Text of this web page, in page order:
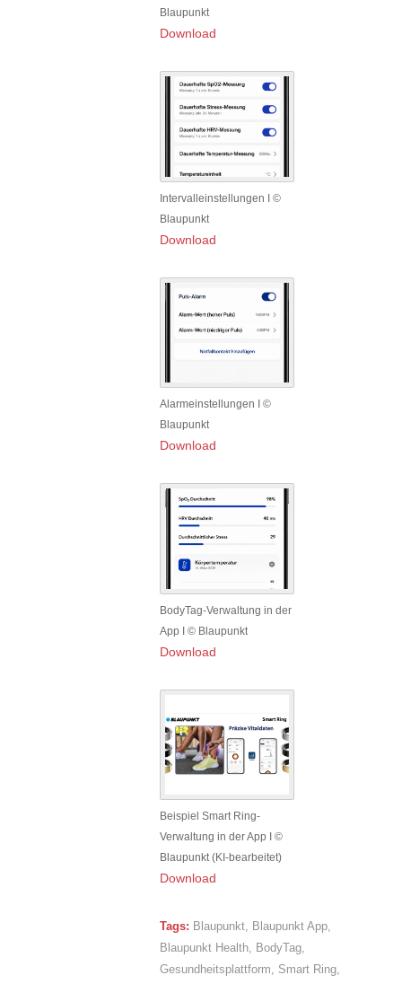
Blaupunkt
Download
Intervalleinstellungen I ©
Blaupunkt
Download
Alarmeinstellungen I ©
Blaupunkt
Download
BodyTag-Verwaltung in der
App I © Blaupunkt
Download
Beispiel Smart Ring-
Verwaltung in der App I ©
Blaupunkt (KI-bearbeitet)
Download
Tags: Blaupunkt, Blaupunkt App,
Blaupunkt Health, BodyTag,
Gesundheitsplattform, Smart Ring,